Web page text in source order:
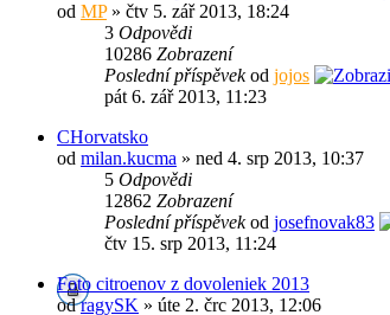
od MP» čtv 5. zář 2013, 18:24
3 Odpovědi
10286 Zobrazení
Poslední příspěvekod jojos
pát 6. zář 2013, 11:23
CHorvatsko
od milan.kucma » ned 4. srp 2013, 10:37
5 Odpovědi
12862 Zobrazení
Poslední příspěvekod josefnovak83
čtv 15. srp 2013, 11:24
Foto citroenov z dovoleniek 2013
odragySK » úte 2. črc 2013, 12:06